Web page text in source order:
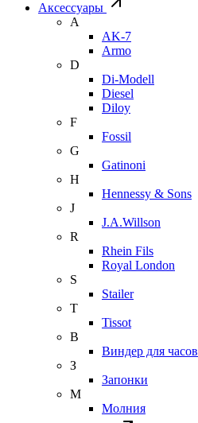
Аксессуары
A
AK-7
Armo
D
Di-Modell
Diesel
Diloy
F
Fossil
G
Gatinoni
H
Hennessy & Sons
J
J.A.Willson
R
Rhein Fils
Royal London
S
Stailer
T
Tissot
В
Виндер для часов
З
Запонки
М
Молния